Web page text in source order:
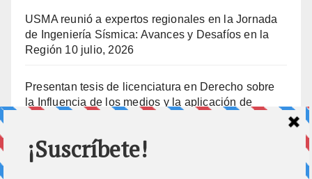
USMA reunió a expertos regionales en la Jornada
de Ingeniería Sísmica: Avances y Desafíos en la
Región 10 julio, 2026
Presentan tesis de licenciatura en Derecho sobre
la Influencia de los medios y la aplicación de